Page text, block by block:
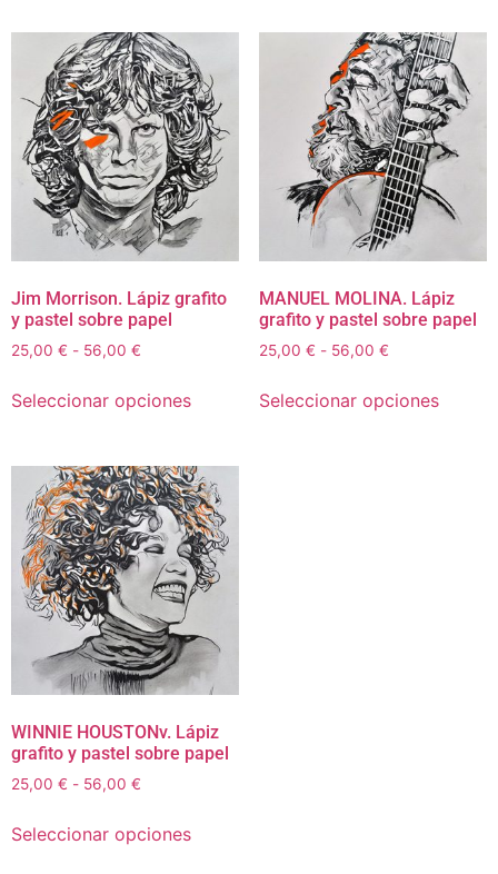
Jim Morrison. Lápiz grafito
y pastel sobre papel
25,00 € - 56,00 €
Seleccionar opciones
MANUEL MOLINA. Lápiz
grafito y pastel sobre papel
25,00 € - 56,00 €
Seleccionar opciones
WINNIE HOUSTONv. Lápiz
grafito y pastel sobre papel
25,00 € - 56,00 €
Seleccionar opciones